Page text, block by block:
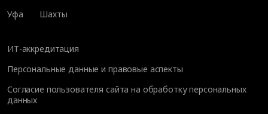
Уфа
Шахты
ИТ-аккредитация
Персональные данные и правовые аспекты
Согласие пользователя сайта на обработку персональных
данных